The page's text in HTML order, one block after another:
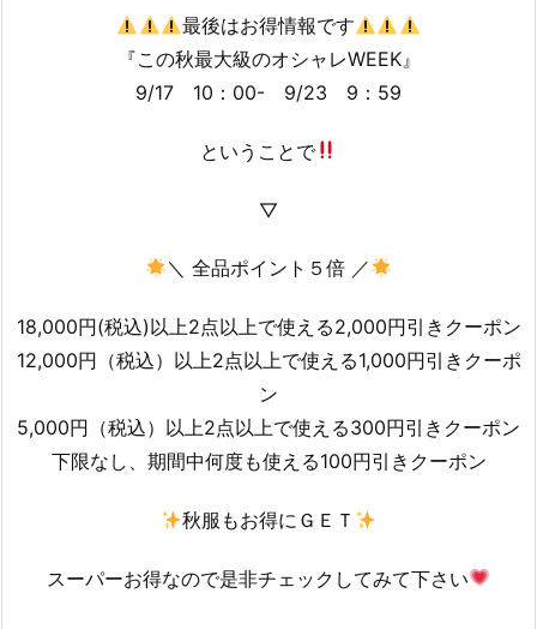
最後はお得情報です
『この秋最大級のオシャレWEEK』
9/17 10：00- 9/23 9：59
ということで
▽
＼ 全品ポイント５倍 ／
18,000円(税込)以上2点以上で使える2,000円引きクーポン
12,000円（税込）以上2点以上で使える1,000円引きクーポ
ン
5,000円（税込）以上2点以上で使える300円引きクーポン
下限なし、期間中何度も使える100円引きクーポン
秋服もお得にＧＥＴ
スーパーお得なので是非チェックしてみて下さい